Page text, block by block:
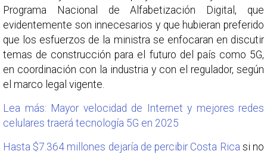
Programa Nacional de Alfabetización Digital, que
evidentemente son innecesarios y que hubieran preferido
que los esfuerzos de la ministra se enfocaran en discutir
temas de construcción para el futuro del país como 5G,
en coordinación con la industria y con el regulador, según
el marco legal vigente.
Lea más: Mayor velocidad de Internet y mejores redes
celulares traerá tecnología 5G en 2025
Hasta $7.364 millones dejaría de percibir Costa Rica si no